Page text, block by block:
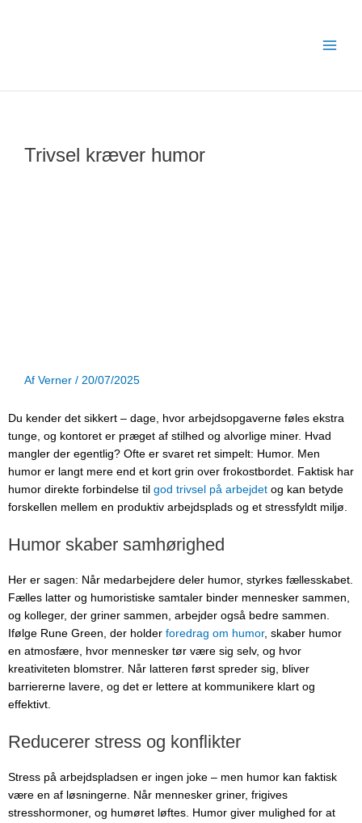
Trivsel kræver humor
Af Verner / 20/07/2025
Du kender det sikkert – dage, hvor arbejdsopgaverne føles ekstra
tunge, og kontoret er præget af stilhed og alvorlige miner. Hvad
mangler der egentlig? Ofte er svaret ret simpelt: Humor. Men
humor er langt mere end et kort grin over frokostbordet. Faktisk har
humor direkte forbindelse til god trivsel på arbejdet og kan betyde
forskellen mellem en produktiv arbejdsplads og et stressfyldt miljø.
Humor skaber samhørighed
Her er sagen: Når medarbejdere deler humor, styrkes fællesskabet.
Fælles latter og humoristiske samtaler binder mennesker sammen,
og kolleger, der griner sammen, arbejder også bedre sammen.
Ifølge Rune Green, der holder foredrag om humor, skaber humor
en atmosfære, hvor mennesker tør være sig selv, og hvor
kreativiteten blomstrer. Når latteren først spreder sig, bliver
barriererne lavere, og det er lettere at kommunikere klart og
effektivt.
Reducerer stress og konflikter
Stress på arbejdspladsen er ingen joke – men humor kan faktisk
være en af løsningerne. Når mennesker griner, frigives
stresshormoner, og humøret løftes. Humor giver mulighed for at